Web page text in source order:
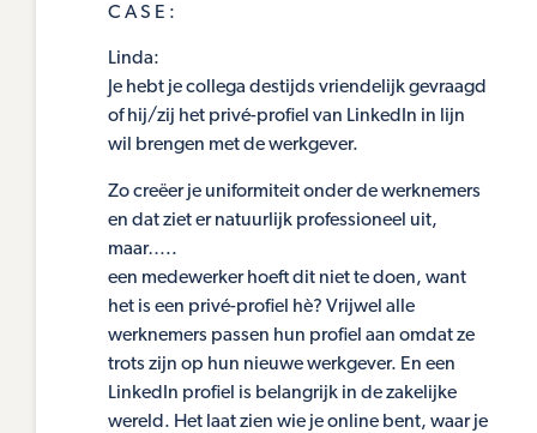
C A S E :
Linda:
Je hebt je collega destijds vriendelijk gevraagd
of hij/zij het privé-profiel van LinkedIn in lijn
wil brengen met de werkgever.
Zo creëer je uniformiteit onder de werknemers
en dat ziet er natuurlijk professioneel uit,
maar…..
een medewerker hoeft dit niet te doen, want
het is een privé-profiel hè? Vrijwel alle
werknemers passen hun profiel aan omdat ze
trots zijn op hun nieuwe werkgever. En een
LinkedIn profiel is belangrijk in de zakelijke
wereld. Het laat zien wie je online bent, waar je